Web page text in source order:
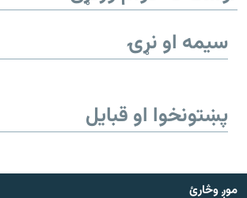
سیمه او نړۍ
پښتونخوا او قبایل
موږ وڅارئ